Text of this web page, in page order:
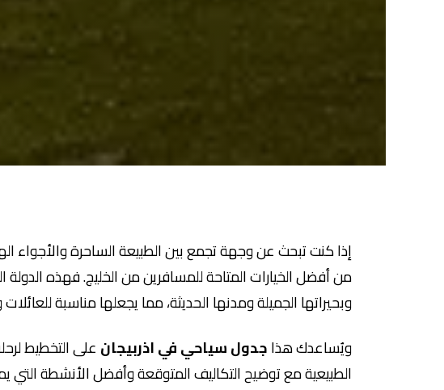
إذا كنت تبحث عن وجهة تجمع بين الطبيعة الساحرة والأجواء
من أفضل الخيارات المتاحة للمسافرين من الخليج. فهذه الدولة
وبحيراتها الجميلة ومدنها الحديثة، مما يجعلها مناسبة
ويُساعدك هذاجدول سياحي في اذربيجان على التخطيط
الطبيعية مع توضيح التكاليف المتوقعة وأفضل الأنشطة التي